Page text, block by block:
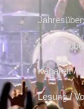
Kabarett /
Lesung /